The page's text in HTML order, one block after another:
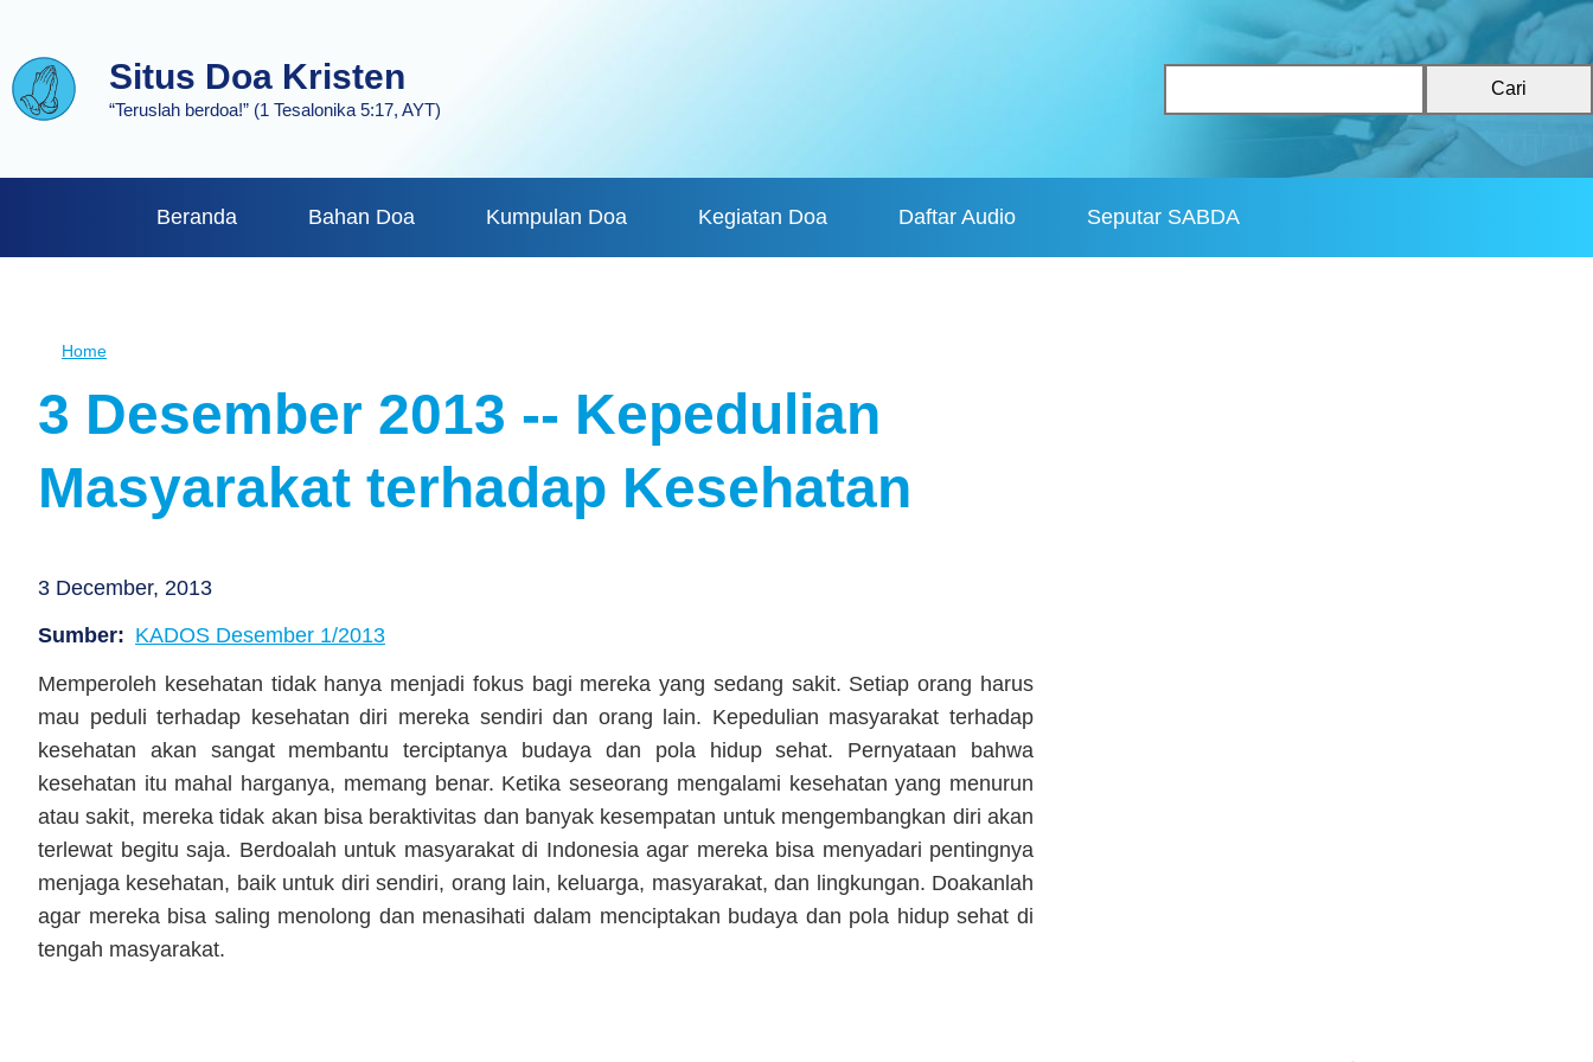
main
content
Situs Doa Kristen
“Teruslah berdoa!” (1 Tesalonika 5:17, AYT)
Beranda Bahan Doa Kumpulan Doa Kegiatan Doa Daftar Audio Seputar SABDA
Home
3 Desember 2013 -- Kepedulian
Masyarakat terhadap Kesehatan
3 December, 2013
Sumber
KADOS Desember 1/2013
Memperoleh kesehatan tidak hanya menjadi fokus bagi mereka yang sedang sakit. Setiap orang harus
mau peduli terhadap kesehatan diri mereka sendiri dan orang lain. Kepedulian masyarakat terhadap
kesehatan akan sangat membantu terciptanya budaya dan pola hidup sehat. Pernyataan bahwa
kesehatan itu mahal harganya, memang benar. Ketika seseorang mengalami kesehatan yang menurun
atau sakit, mereka tidak akan bisa beraktivitas dan banyak kesempatan untuk mengembangkan diri akan
terlewat begitu saja. Berdoalah untuk masyarakat di Indonesia agar mereka bisa menyadari pentingnya
menjaga kesehatan, baik untuk diri sendiri, orang lain, keluarga, masyarakat, dan lingkungan. Doakanlah
agar mereka bisa saling menolong dan menasihati dalam menciptakan budaya dan pola hidup sehat di
tengah masyarakat.